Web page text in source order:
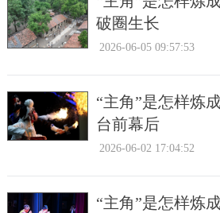
破圈生长
2026-06-05 09:57:53
“主角”是怎样炼
台前幕后
2026-06-02 17:04:52
“主角”是怎样炼